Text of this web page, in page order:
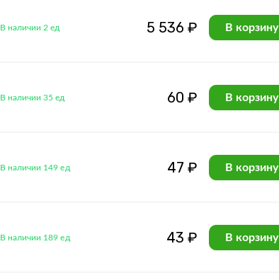
В наличии 2 ед 5 536 ₽ В корзину
В наличии 35 ед 60 ₽ В корзину
В наличии 149 ед 47 ₽ В корзину
В наличии 189 ед 43 ₽ В корзину